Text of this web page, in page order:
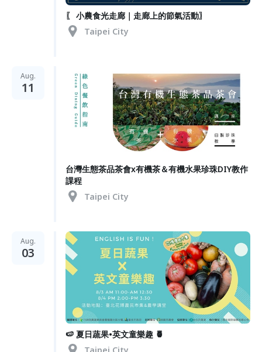
〖 小農食光走廊｜走廊上的節氣活動〗
Taipei City
Aug.
11
台灣生態茶品茶會x有機茶＆有機水果珍珠DIY教作
課程
Taipei City
Aug.
03
🍉 夏日蔬果•英文童樂趣 🍍